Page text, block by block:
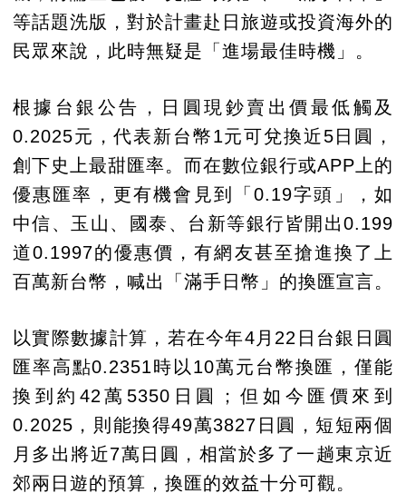
等話題洗版，對於計畫赴日旅遊或投資海外的
民眾來說，此時無疑是「進場最佳時機」。
根據台銀公告，日圓現鈔賣出價最低觸及
0.2025元，代表新台幣1元可兌換近5日圓，
創下史上最甜匯率。而在數位銀行或APP上的
優惠匯率，更有機會見到「0.19字頭」，如
中信、玉山、國泰、台新等銀行皆開出0.199
道0.1997的優惠價，有網友甚至搶進換了上
百萬新台幣，喊出「滿手日幣」的換匯宣言。
以實際數據計算，若在今年4月22日台銀日圓
匯率高點0.2351時以10萬元台幣換匯，僅能
換到約42萬5350日圓；但如今匯價來到
0.2025，則能換得49萬3827日圓，短短兩個
月多出將近7萬日圓，相當於多了一趟東京近
郊兩日遊的預算，換匯的效益十分可觀。